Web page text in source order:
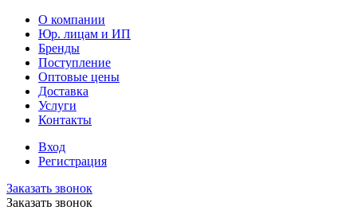
О компании
Юр. лицам и ИП
Бренды
Поступление
Оптовые цены
Доставка
Услуги
Контакты
Вход
Регистрация
Заказать звонок
Заказать звонок